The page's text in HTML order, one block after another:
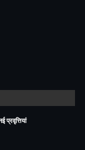
प्रवृत्तियां